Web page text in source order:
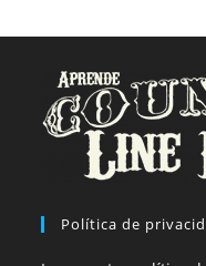
Política de